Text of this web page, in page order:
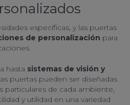
específicas, y las puertas
de personalización para
hasta sistemas de visión y
puertas pueden ser diseñadas
particulares de cada ambiente,
y utilidad en una variedad